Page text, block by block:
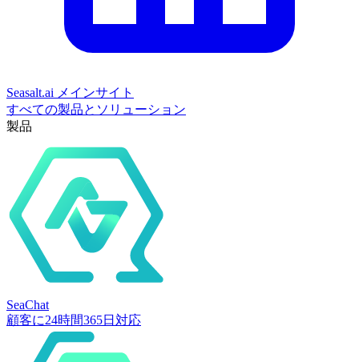
Seasalt.ai メインサイト
すべての製品とソリューション
製品
SeaChat
顧客に24時間365日対応